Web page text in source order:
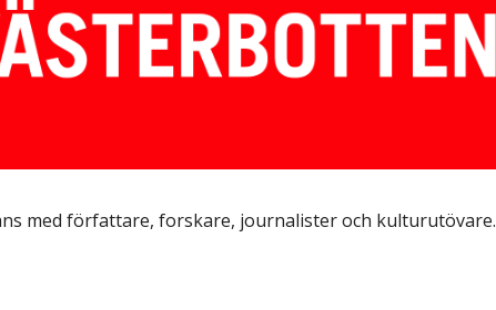
med författare, forskare, journalister och kulturutövare.